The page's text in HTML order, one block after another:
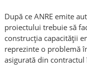
După ce ANRE emite
proiectului trebuie să
construcția capacității
reprezinte o problemă
asigurată din